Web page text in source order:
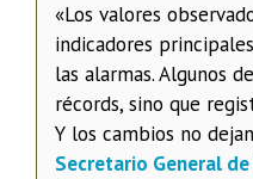
«Los valores
indicadores
las alarmas. Algunos
récords, sino que
Y los cambios no
Secretario General